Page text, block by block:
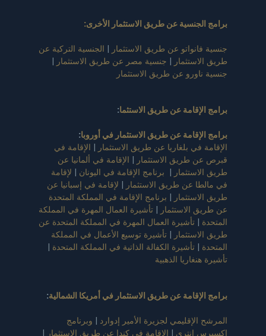
برامج الجنسية عن طريق الاستثمار الأخرى:
جنسية فانواتو عن طريق الاستثمار | الجنسية التركية عن
طريق الاستثمار | جنسية مصر عن طريق الاستثمار |
جنسية ناورو عن طريق الاستثمار
برامج الإقامة عن طريق الاستثما:
برامج الإقامة عن طريق الاستثمار في أوروبا:
الإقامة في بلغاريا عن طريق الاستثمار | الإقامة في
قبرص عن طريق الاستثمار | الإقامة في ألمانيا عن
طريق الاستثمار | برنامج الإقامة في اليونان | لإقامة
في مالطا عن طريق الاستثمار | لإقامة في إسبانيا عن
طريق الاستثمار | برنامج الإقامة في المملكة المتحدة
عن طريق الاستثمار | تأشيرة العمال المهرة في المملكة
المتحدة | تأشيرة العمال المهرة في المملكة المتحدة عن
طريق الاستثمار | تأشيرة توسيع الأعمال في المملكة
المتحدة | تأشيرة الكفالة الذاتية في المملكة المتحدة |
تأشيرة هنغاريا الذهبية
برامج الإقامة عن طريق الاستثمار في أمريكا الشمالية:
المرشح الإقليمي لجزيرة الأمير إدوارد | وبرنامج
اكسبرس انتري | الإقامة في كندا عن طريق الاستثمار |